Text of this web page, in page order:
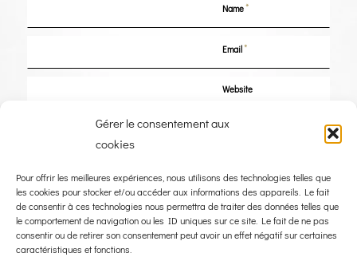
Gérer le consentement aux
cookies
Pour offrir les meilleures expériences, nous utilisons des technologies telles que
les cookies pour stocker et/ou accéder aux informations des appareils. Le fait
de consentir à ces technologies nous permettra de traiter des données telles que
le comportement de navigation ou les ID uniques sur ce site. Le fait de ne pas
consentir ou de retirer son consentement peut avoir un effet négatif sur certaines
caractéristiques et fonctions.
Name*
Email*
Website
Save my name, email, and website in this browser for the next time I